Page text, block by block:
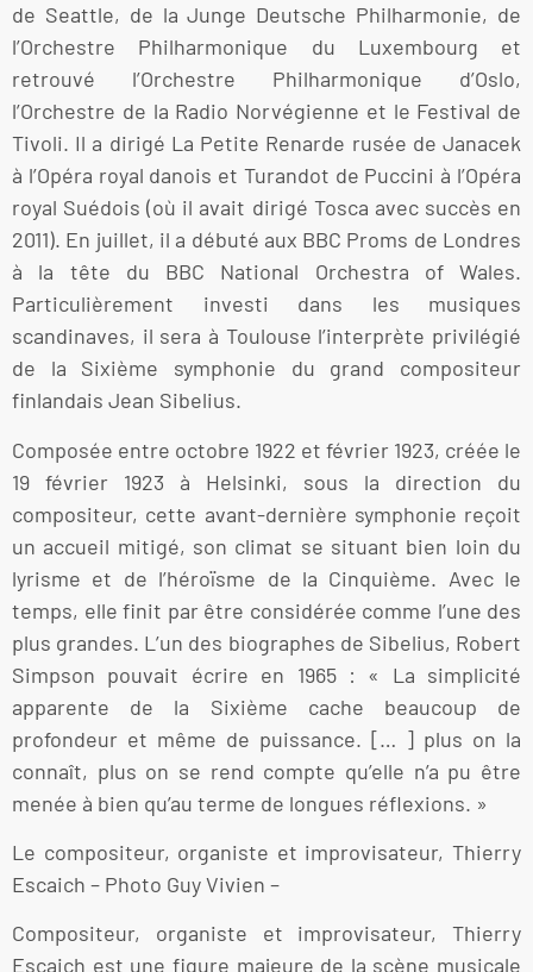
de Seattle, de la Junge Deutsche Philharmonie, de
l’Orchestre Philharmonique du Luxembourg et
retrouvé l’Orchestre Philharmonique d’Oslo,
l’Orchestre de la Radio Norvégienne et le Festival de
Tivoli. Il a dirigé La Petite Renarde rusée de Janacek
à l’Opéra royal danois et Turandot de Puccini à l’Opéra
royal Suédois (où il avait dirigé Tosca avec succès en
2011). En juillet, il a débuté aux BBC Proms de Londres
à la tête du BBC National Orchestra of Wales.
Particulièrement investi dans les musiques
scandinaves, il sera à Toulouse l’interprète privilégié
de la Sixième symphonie du grand compositeur
finlandais Jean Sibelius.
Composée entre octobre 1922 et février 1923, créée le
19 février 1923 à Helsinki, sous la direction du
compositeur, cette avant-dernière symphonie reçoit
un accueil mitigé, son climat se situant bien loin du
lyrisme et de l’héroïsme de la Cinquième. Avec le
temps, elle finit par être considérée comme l’une des
plus grandes. L’un des biographes de Sibelius, Robert
Simpson pouvait écrire en 1965 : « La simplicité
apparente de la Sixième cache beaucoup de
profondeur et même de puissance. [… ] plus on la
connaît, plus on se rend compte qu’elle n’a pu être
menée à bien qu’au terme de longues réflexions. »
Le compositeur, organiste et improvisateur, Thierry
Escaich – Photo Guy Vivien –
Compositeur, organiste et improvisateur, Thierry
Escaich est une figure majeure de la scène musicale